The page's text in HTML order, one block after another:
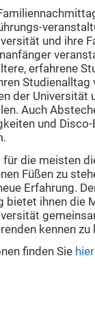
und ihre
erfahrene
Studienalltag
der Universität
Auch
und
die meisten
Füßen zu
Erfahrung.
bietet ihnen die
kennen zu
finden Sie hier